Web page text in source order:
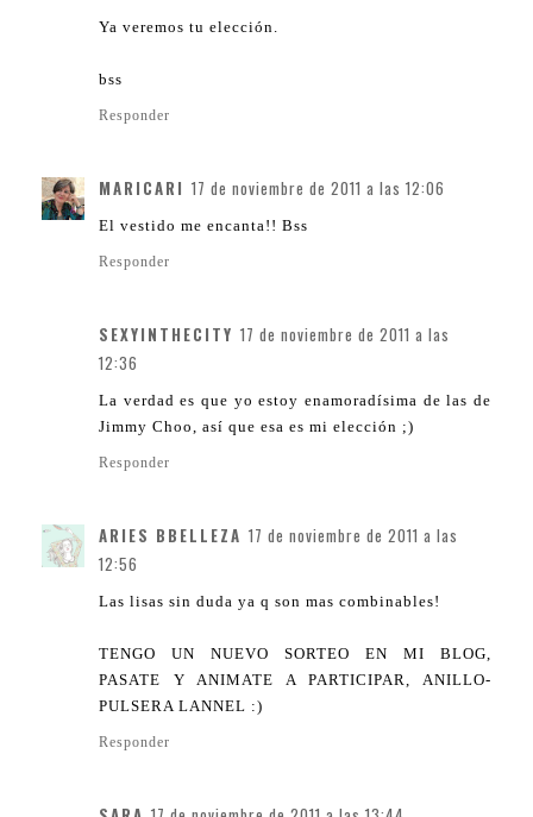
Ya veremos tu elección.
bss
Responder
MARICARI 17 de noviembre de 2011 a las 12:06
El vestido me encanta!! Bss
Responder
SEXYINTHECITY 17 de noviembre de 2011 a las
12:36
La verdad es que yo estoy enamoradísima de las de
Jimmy Choo, así que esa es mi elección ;)
Responder
ARIES BBELLEZA 17 de noviembre de 2011 a las
12:56
Las lisas sin duda ya q son mas combinables!
TENGO UN NUEVO SORTEO EN MI BLOG,
PASATE Y ANIMATE A PARTICIPAR, ANILLO-
PULSERA LANNEL :)
Responder